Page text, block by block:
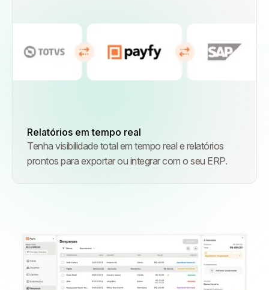
Relatórios em tempo real
Tenha visibilidade total em tempo real e relatórios
prontos para exportar ou integrar com o seu ERP.